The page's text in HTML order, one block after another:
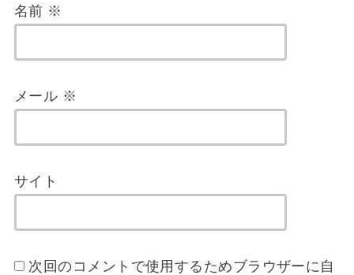
名前 ※
メール ※
サイト
次回のコメントで使用するためブラウザーに自